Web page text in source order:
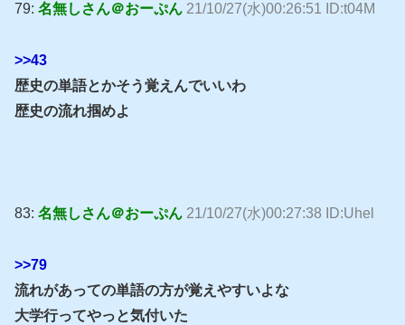
79: 名無しさん＠おーぷん 21/10/27(水)00:26:51 ID:t04M
>>43
歴史の単語とかそう覚えんでいいわ
歴史の流れ掴めよ
83: 名無しさん＠おーぷん 21/10/27(水)00:27:38 ID:Uhel
>>79
流れがあっての単語の方が覚えやすいよな
大学行ってやっと気付いた